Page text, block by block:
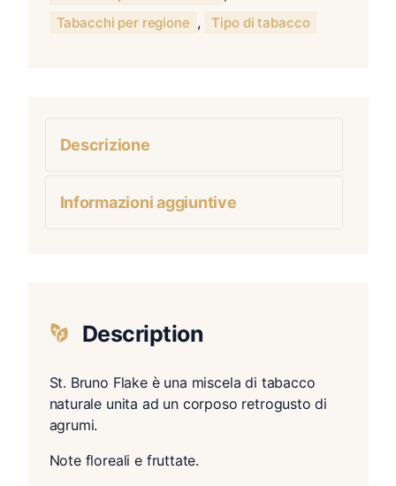
Tabacchi per regione , Tipo di tabacco
Descrizione
Informazioni aggiuntive
Description
St. Bruno Flake è una miscela di tabacco
naturale unita ad un corposo retrogusto di
agrumi.
Note floreali e fruttate.